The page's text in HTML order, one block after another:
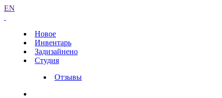
EN
Новое
Инвентарь
Задизайнено
Студия
Отзывы